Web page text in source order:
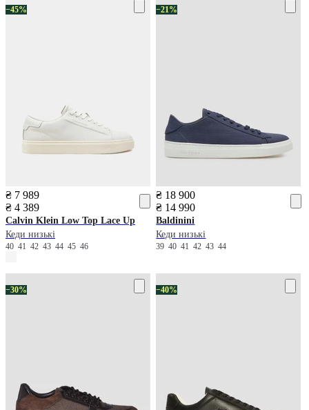
−45%
₴ 7 989
₴ 4 389
Calvin Klein Low Top Lace Up
Кеди низькі
40 41 42 43 44 45 46
−21%
₴ 18 900
₴ 14 990
Baldinini
Кеди низькі
394041424344
−30% −40%